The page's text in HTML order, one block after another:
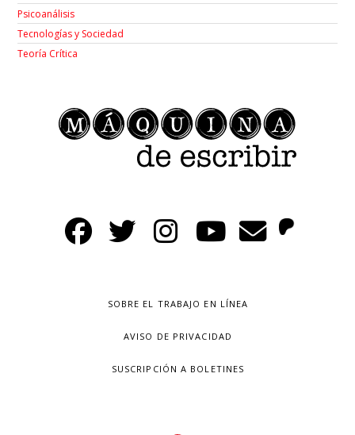
Psicoanálisis
Tecnologías y Sociedad
Teoría Crítica
SOBRE EL TRABAJO EN LÍNEA
AVISO DE PRIVACIDAD
SUSCRIPCIÓN A BOLETINES